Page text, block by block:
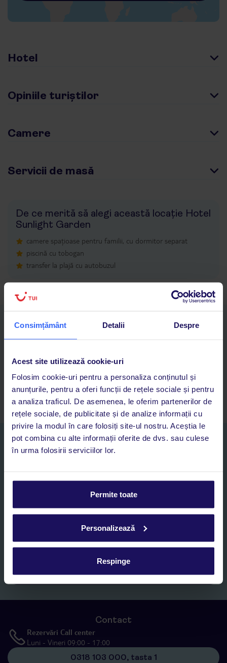
Consimțământ Detalii Despre
Acest site utilizează cookie-uri
Folosim cookie-uri pentru a personaliza conținutul și
anunțurile, pentru a oferi funcții de rețele sociale și pentru
a analiza traficul. De asemenea, le oferim partenerilor de
rețele sociale, de publicitate și de analize informații cu
privire la modul în care folosiți site-ul nostru. Aceștia le
pot combina cu alte informații oferite de dvs. sau culese
în urma folosirii serviciilor lor.
Permite toate
Personalizează
Respinge
Hotel
Opiniile turiștilor
Camere
Servicii de masă
De ce merită să alegi această locație Hotel
Sunlight Garden
camere spațioase pentru familii, cu dormitor separat
piscină cu tobogan
transfer la plajă cu autobuzul
Descarcă acum aplicația TUI
Acces la rezervările curente pentru vacanțe și hoteluri, într-o
Asistență 24/7 prin chat, pe toată durata vacanței
Abonați-vă la newsletter
NUME SI PRENUME*
Romania SRL în scopuri de marketing, în cadrul și în scopul
personal”, prin mijloace electronice de comunicare (e-mail),
inclusiv utilizarea așa-numitelor sisteme de apelare automată.
Înscrieți-vă
Contact
Rezervări Call center
Luni - Vineri 09:00 - 17:00
0318 103 000, tasta 1